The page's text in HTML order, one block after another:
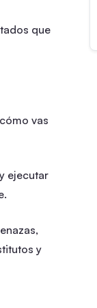
que
vas
ejecutar
y